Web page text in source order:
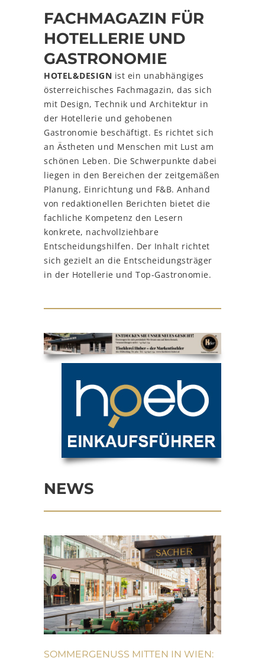
FACHMAGAZIN FÜR
HOTELLERIE UND
GASTRONOMIE
HOTEL&DESIGN ist ein unabhängiges
österreichisches Fachmagazin, das sich
mit Design, Technik und Architektur in
der Hotellerie und gehobenen
Gastronomie beschäftigt. Es richtet sich
an Ästheten und Menschen mit Lust am
schönen Leben. Die Schwerpunkte dabei
liegen in den Bereichen der zeitgemäßen
Planung, Einrichtung und F&B. Anhand
von redaktionellen Berichten bietet die
fachliche Kompetenz den Lesern
konkrete, nachvollziehbare
Entscheidungshilfen. Der Inhalt richtet
sich gezielt an die Entscheidungsträger
in der Hotellerie und Top-Gastronomie.
NEWS
SOMMERGENUSS MITTEN IN WIEN: